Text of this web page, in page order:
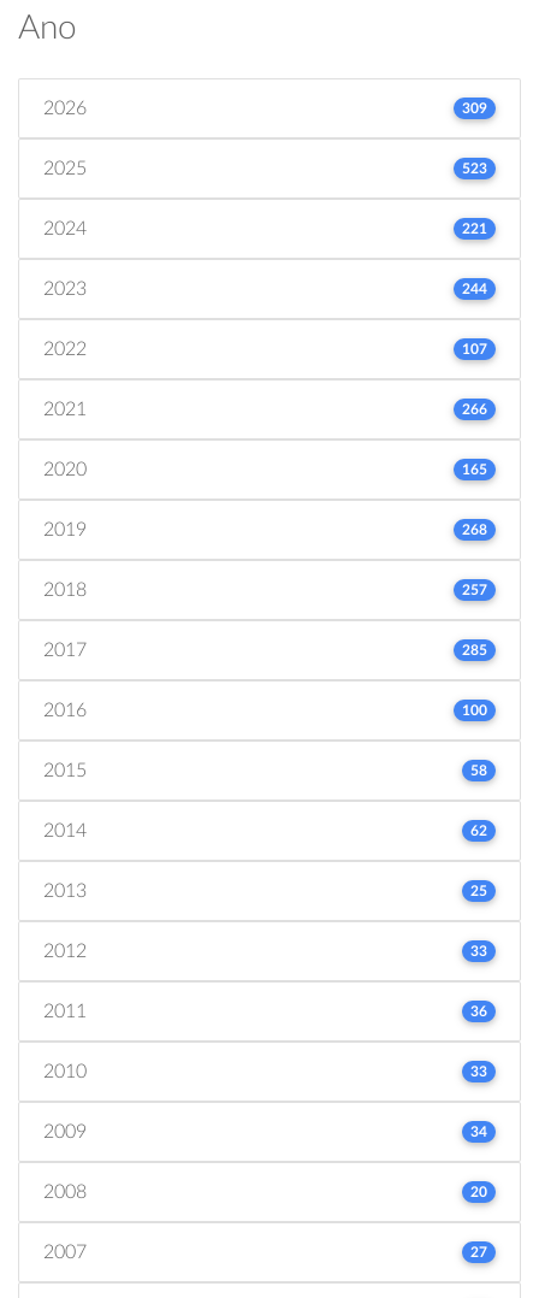
Ano
2026 309
2025 523
2024 221
2023 244
2022 107
2021 266
2020 165
2019 268
2018 257
2017 285
2016 100
2015 58
2014 62
2013 25
2012 33
2011 36
2010 33
2009 34
2008 20
2007 27